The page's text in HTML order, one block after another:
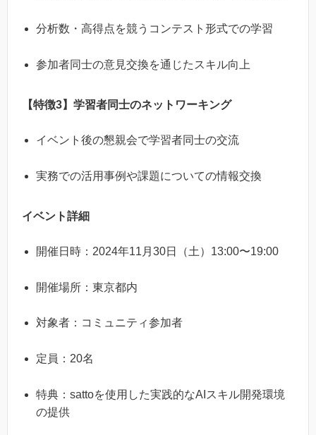
分析数・高得点を競うコンテスト形式での学習
参加者同士の意見交換を通じたスキル向上
【特徴3】学習者同士のネットワーキング
イベント後の懇親会で学習者同士の交流
実務での活用事例や課題についての情報交換
イベント詳細
開催日時：2024年11月30日（土）13:00〜19:00
開催場所：東京都内
対象者：コミュニティ参加者
定員：20名
特典：sattoを使用した実践的なAIスキル開発環境
の提供